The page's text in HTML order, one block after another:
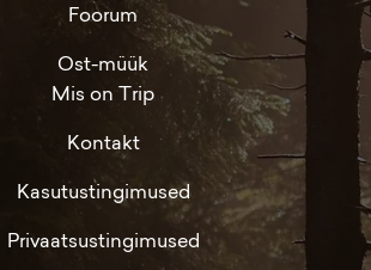
Foorum
Ost-müük
Mis on Trip
Kontakt
Kasutustingimused
Privaatsustingimused